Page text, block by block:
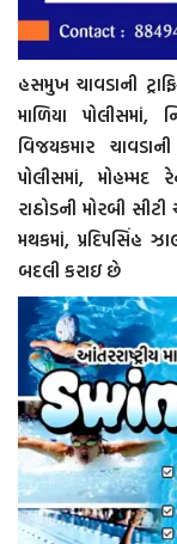
હસમુખ ચાવડાની
માળિયા પોલીસમાં,
વિજયકમાર
પોલીસમાં, મોહમ્મદ
રાઠોડની મોરબી
મથકમાં, પ્રદિપસિંહ
બદલી કરાઇ છે